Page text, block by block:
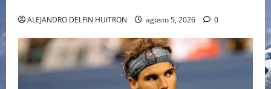
ALEJANDRO DELFIN HUITRON agosto 5, 2026 0